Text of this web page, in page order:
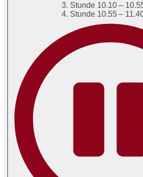
3. Stunde 10.10 –
4. Stunde 10.55 –